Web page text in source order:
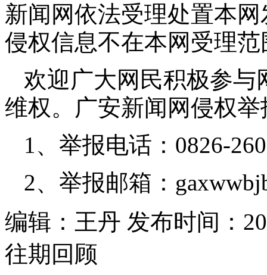
新闻网依法受理处置本
侵权信息不在本网受理范
欢迎广大网民积极参与
维权。广安新闻网侵权
1、举报电话：0826-
2、举报邮箱：
编辑：王丹 发布时间：
往期回顾